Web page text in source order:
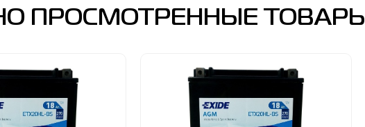
ПРОСМОТРЕННЫЕ ТОВАРЫ